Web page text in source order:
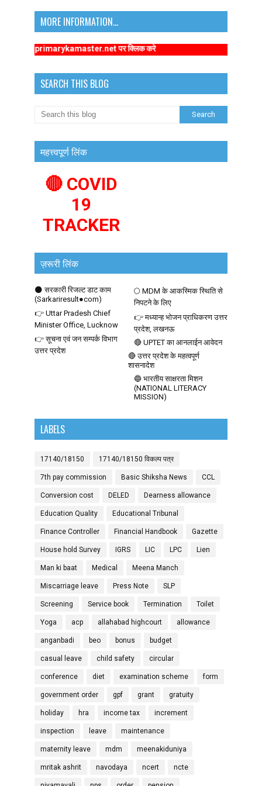
MORE INFORMATION...
पर क्लिक करे
SEARCH THIS BLOG
महत्त्वपूर्ण लिंक
🔴 COVID
19
TRACKER
ज़रूरी लिंक
🌑 सरकारी रिजल्ट डाट काम
(Sarkariresult●com)
🌕 MDM के आकस्मिक स्थिति से
निपटने के लिए
👉 Uttar Pradesh Chief
Minister Office, Lucknow
👉 मध्यान्ह भोजन प्राधिकरण उत्तर
प्रदेश, लखनऊ
👉 सूचना एवं जन सम्पर्क विभाग
उत्तर प्रदेश
🔴 UPTET का आनलाईन आवेदन
🔴 उत्तर प्रदेश के महत्वपूर्ण
शासनादेश
🔵 भारतीय साक्षरता मिशन
(NATIONAL LITERACY
MISSION)
LABELS
17140/18150 17140/18150 विकल्प पत्र
7th pay commission Basic Shiksha News CCL
Conversion cost DELED Dearness allowance
Education Quality Educational Tribunal
Finance Controller Financial Handbook Gazette
House hold Survey IGRS LIC LPC Lien
Man ki baat Medical Meena Manch
Miscarriage leave Press Note SLP
Screening Service book Termination Toilet
Yoga acp allahabad highcourt allowance
anganbadi beo bonus budget
casual leave child safety circular
conference diet examination scheme form
government order gpf grant gratuity
holiday hra income tax increment
inspection leave maintenance
maternity leave mdm meenakiduniya
mritak ashrit navodaya ncert ncte